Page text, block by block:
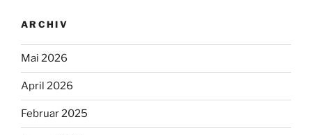
ARCHIV
Mai 2026
April 2026
Februar 2025